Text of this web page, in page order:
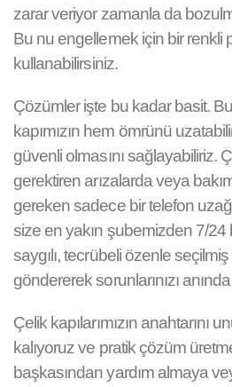
zarar veriyor zamanla da
Bu nu engellemek için bir renkli
kullanabilirsiniz.
Çözümler işte bu kadar basit.
kapımızın hem ömrünü
güvenli olmasını sağlayabiliriz.
gerektiren arızalarda veya
gereken sadece bir telefon
size en yakın şubemizden 7/
saygılı, tecrübeli özenle seçilmiş
göndererek sorunlarınızı
Çelik kapılarımızın anahtarını
kalıyoruz ve pratik çözüm
başkasından yardım almaya